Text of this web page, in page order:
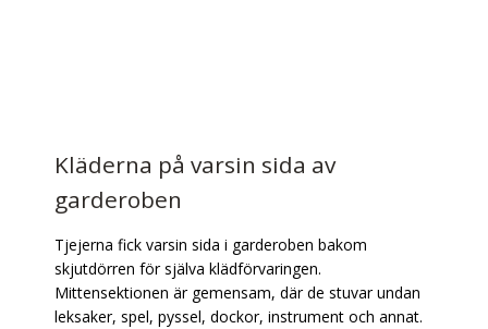
Kläderna på varsin sida av
garderoben
Tjejerna fick varsin sida i garderoben bakom
skjutdörren för själva klädförvaringen.
Mittensektionen är gemensam, där de stuvar undan
leksaker, spel, pyssel, dockor, instrument och annat.